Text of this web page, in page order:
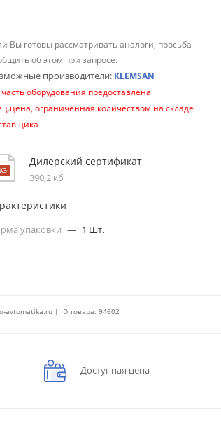
Вы готовы рассматривать аналоги, просьба
об этом при запросе.
производители: KLEMSAN
оборудования предоставлена
ограниченная количеством на складе
Дилерский сертификат
390,2 кб
упаковки — 1 Шт.
avtomatika.ru | ID товара: 94602
Доступная цена